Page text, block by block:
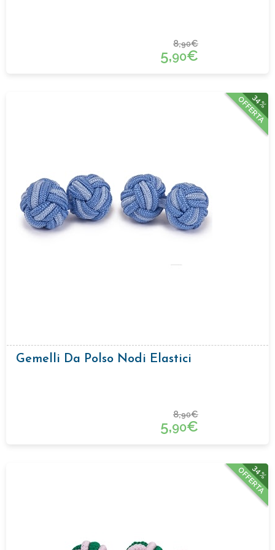
8,90€
5,90€
34%
OFFERTA
Gemelli Da Polso Nodi Elastici
8,90€
5,90€
34%
OFFERTA